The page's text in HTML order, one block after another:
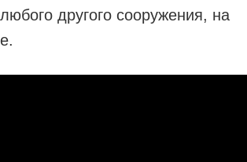
другого сооружения, на